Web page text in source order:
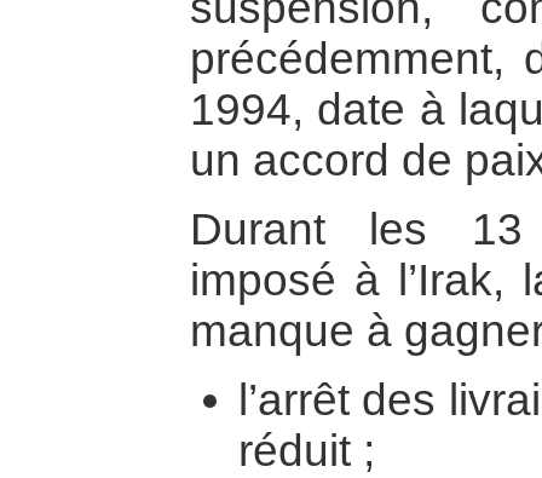
précédemment,
1994, date à
un accord de
Durant les 13
imposé à l’Irak,
manque à
l’arrêt des
réduit ;